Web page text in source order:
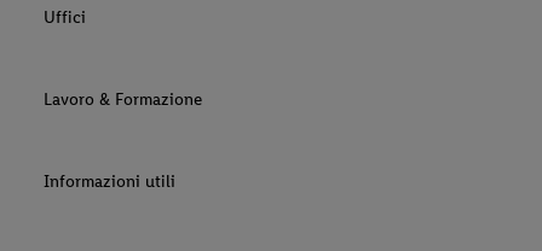
Uffici
Lavoro & Formazione
Informazioni utili